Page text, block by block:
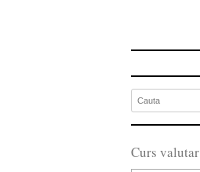
Curs valutar